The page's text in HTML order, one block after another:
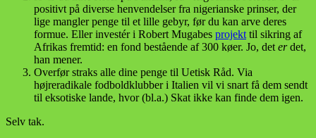
positivt på diverse henvendelser fra nigerianske prinser, der
lige mangler penge til et lille gebyr, før du kan arve deres
formue. Eller investér i Robert Mugabes projekt til sikring af
Afrikas fremtid: en fond bestående af 300 køer. Jo, det erdet,
han mener.
Overfør straks alle dine penge til Uetisk Råd. Via
højreradikale fodboldklubber i Italien vil vi snart få dem sendt
til eksotiske lande, hvor (bl.a.) Skat ikke kan finde dem igen.
Selv tak.